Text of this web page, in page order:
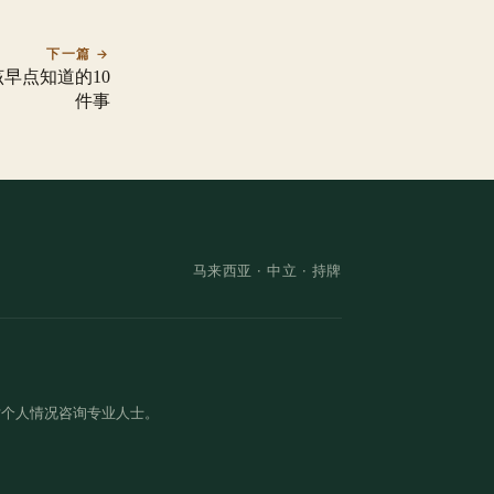
下一篇 →
点知道的10
件事
马来西亚 ·中立 · 持牌
人情况咨询专业人士。